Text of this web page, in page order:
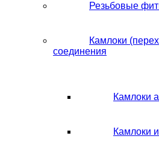
Резьбовые
Камлоки
соединения
Камлоки
Камлоки